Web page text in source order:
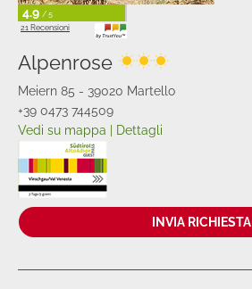
4.9 / 5
21 Recensioni
Alpenrose
Meiern 85 - 39020 Martello
+39 0473 744509
Vedi su mappa
Dettagli
INVIA RICHIESTA